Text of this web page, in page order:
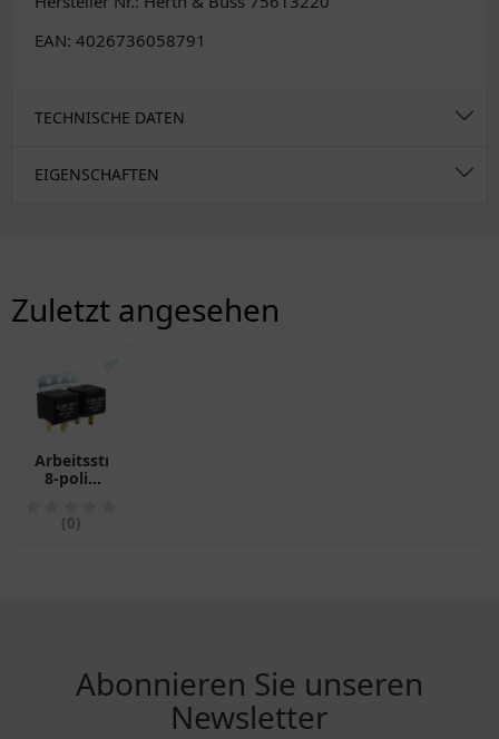
EAN: 4026736058791
TECHNISCHE DATEN
EIGENSCHAFTEN
Zuletzt angesehen
✅
Arbeitsstromrelais
8-polig
für
Motorräder
(0)
Abonnieren Sie unseren
Newsletter